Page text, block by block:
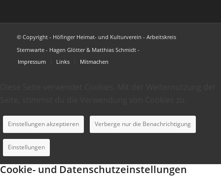
© Copyright - Höfinger Heimat- und Kulturverein - Arbeitskreis
Sternwarte - Hagen Glötter & Matthias Schmidt -
Impressum
Links Mitmachen
Einstellungen akzeptieren Verberge nur die Benachrichtigung
Einstellungen
Cookie- und Datenschutzeinstellungen